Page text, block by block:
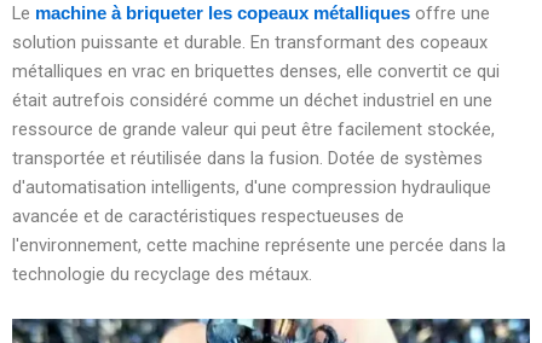
Le machine à briqueter les copeaux métalliques offre une
solution puissante et durable. En transformant des copeaux
métalliques en vrac en briquettes denses, elle convertit ce qui
était autrefois considéré comme un déchet industriel en une
ressource de grande valeur qui peut être facilement stockée,
transportée et réutilisée dans la fusion. Dotée de systèmes
d'automatisation intelligents, d'une compression hydraulique
avancée et de caractéristiques respectueuses de
l'environnement, cette machine représente une percée dans la
technologie du recyclage des métaux.